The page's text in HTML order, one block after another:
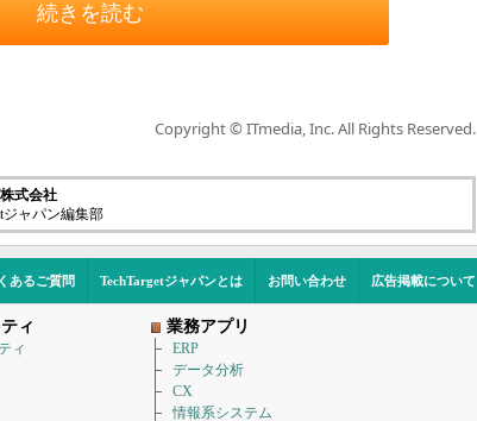
続きを読む
Copyright © ITmedia, Inc. All Rights Reserved.
式会社
ジャパン編集部
あるご質問 TechTargetジャパンとは お問い合わせ 広告掲載について
ィ
ィ
業務アプリ
ERP
データ分析
CX
情報系システム